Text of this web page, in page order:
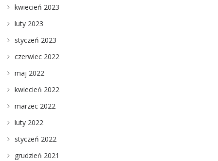
kwiecień 2023
luty 2023
styczeń 2023
czerwiec 2022
maj 2022
kwiecień 2022
marzec 2022
luty 2022
styczeń 2022
grudzień 2021